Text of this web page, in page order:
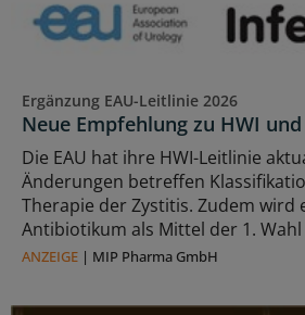
Ergänzung EAU-Leitlinie 2026
Neue Empfehlung zu HWI
Die EAU hat ihre HWI-Leitlinie
Änderungen betreffen
Therapie der Zystitis. Zudem wird
Antibiotikum als Mittel der 1.
ANZEIGE | MIP Pharma GmbH